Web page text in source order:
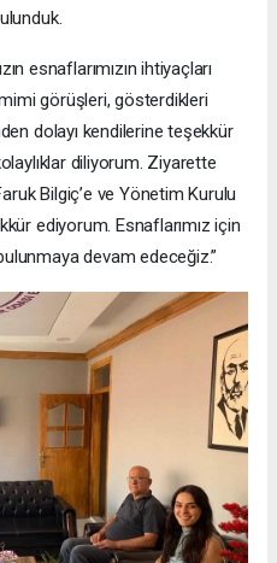
esnaflarımızın ihtiyaçları
görüşleri, gösterdikleri
dolayı kendilerine teşekkür
diliyorum. Ziyarette
Bilgiç’e ve Yönetim Kurulu
ediyorum. Esnaflarımız için
devam edeceğiz.”